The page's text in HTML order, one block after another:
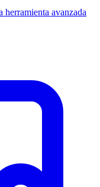
avanzada